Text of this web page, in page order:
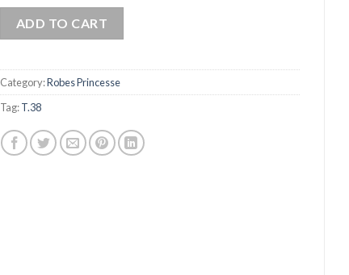
ADD TO CART
Category:Robes Princesse
Tag:T.38